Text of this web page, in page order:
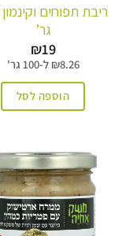
גר’
₪19
₪8.26 ל-100 גר'
הוספה לסל